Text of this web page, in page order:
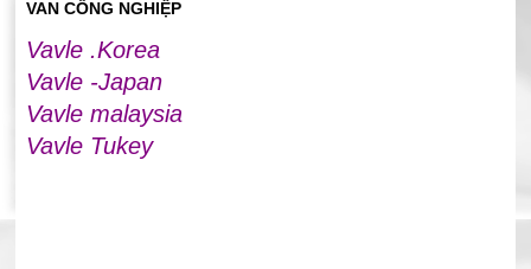
VAN CÔNG NGHIỆP
Vavle .Korea
Vavle -Japan
Vavle malaysia
Vavle Tukey